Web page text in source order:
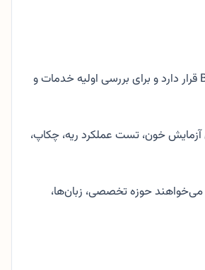
دکتر احمد محمدی متخصص داخلی در دورتموند است که برای تشخیص، درمان و پیگیری مشکلات داخلی معرفی شده است. مطب او در Bövinghauser Straße 32 قرار دارد و برای بررسی اولیه خدمات و
خون، تست عملکرد ریه، چکاپ،
می‌خواهند حوزه تخصصی، زبان‌ها،